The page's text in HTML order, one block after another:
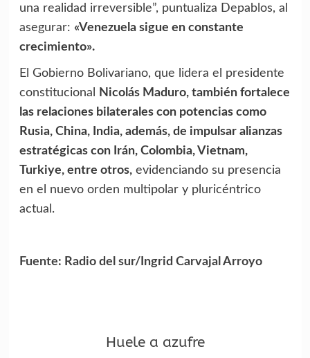
una realidad irreversible”, puntualiza Depablos, al
asegurar: «Venezuela sigue en constante
crecimiento».
El Gobierno Bolivariano, que lidera el presidente
constitucional
Nicolás Maduro, también fortalece
las relaciones bilaterales con potencias como
Rusia, China, India, además, de impulsar alianzas
estratégicas con Irán, Colombia, Vietnam,
Turkiye, entre otros,evidenciando su presencia
en el nuevo orden multipolar y pluricéntrico
actual.
Fuente: Radio del sur/Ingrid Carvajal Arroyo
Huele a azufre